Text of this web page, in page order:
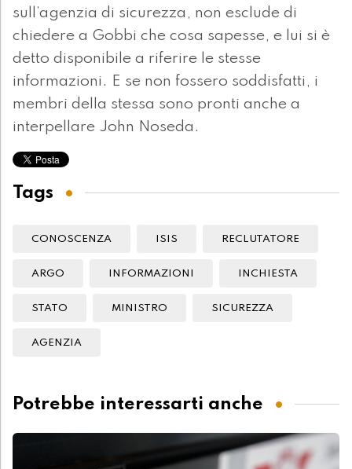
sull’agenzia di sicurezza, non esclude di
chiedere a Gobbi che cosa sapesse, e lui si è
detto disponibile a riferire le stesse
informazioni. E se non fossero soddisfatti, i
membri della stessa sono pronti anche a
interpellare John Noseda.
Tags
CONOSCENZA ISIS RECLUTATORE
ARGO INFORMAZIONI INCHIESTA
STATO MINISTRO SICUREZZA
AGENZIA
Potrebbe interessarti anche